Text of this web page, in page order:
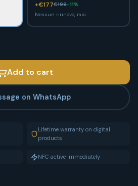
+€177€199-11%
Nessun rinnovo, mai
Add to cart
on WhatsApp
Lifetime warranty on digital
products
NFC active immediately